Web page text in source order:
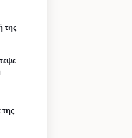
της
της